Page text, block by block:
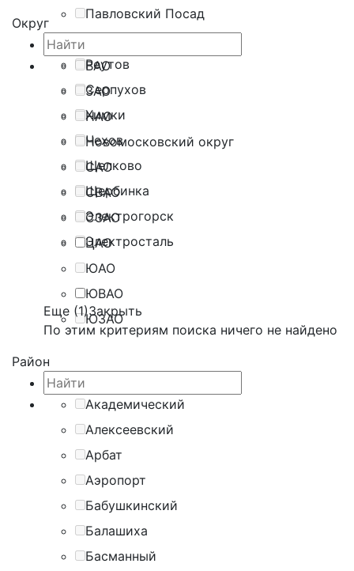
Павловский Посад
Реутов
Серпухов
Химки
Чехов
Щелково
Щербинка
Электрогорск
Электросталь
Округ
ВАО
ЗАО
НАО
Новомосковский округ
САО
СВАО
СЗАО
ЦАО
ЮАО
ЮВАО
ЮЗАО
Еще (1)Закрыть
По этим критериям поиска ничего не найдено
Район
Академический
Алексеевский
Арбат
Аэропорт
Бабушкинский
Балашиха
Басманный